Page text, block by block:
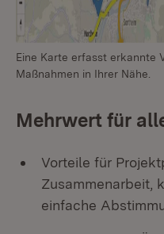
Eine Karte erfasst erkannte
Maßnahmen in Ihrer Nähe.
Mehrwert für
Vorteile für
Zusammenarbeit,
einfache